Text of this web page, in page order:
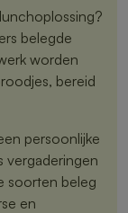
belegde
worden
bereid
persoonlijke
vergaderingen
soorten beleg
en